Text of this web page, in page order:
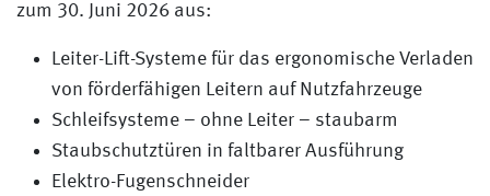
zum 30. Juni 2026 aus:
Leiter-Lift-Systeme für das ergonomische Verladen
von förderfähigen Leitern auf Nutzfahrzeuge
Schleifsysteme – ohne Leiter – staubarm
Staubschutztüren in faltbarer Ausführung
Elektro-Fugenschneider